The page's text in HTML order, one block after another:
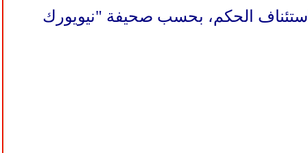
استئناف الحكم، بحسب صحيفة "نيويورك